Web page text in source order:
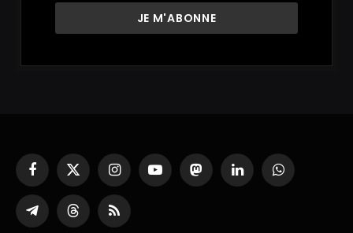
Facebook
X
(Twitter)
InstagramYouTubeMastodonLinkedInWhatsApp
PartagerThreadsRSS